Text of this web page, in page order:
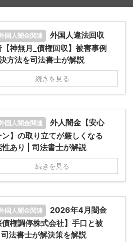
国人闇金関連
外国人違法回収
【神無月_債権回収】被害事例
決方法を司法書士が解説
続きを見る
国人闇金関連
外人闇金【安心
ン】の取り立てが厳しくなる
性あり | 司法書士が解説
続きを見る
国人闇金関連
2026年4月闇金
債権調停株式会社】手口と被
法書士が解決策を解説